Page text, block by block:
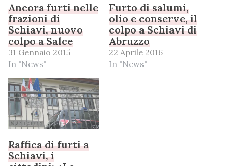
Ancora furti nelle
frazioni di
Schiavi, nuovo
colpo a Salce
31 Gennaio 2015
In "News"
Furto di salumi,
olio e conserve, il
colpo a Schiavi di
Abruzzo
22 Aprile 2016
In "News"
Raffica di furti a
Schiavi, i